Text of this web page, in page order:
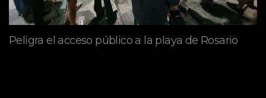
Peligra el acceso público a la playa de Rosario